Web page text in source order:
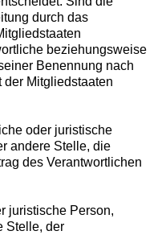
durch das
beziehungsweise
Benennung nach
der Mitgliedstaaten
oder juristische
andere Stelle, die
des Verantwortlichen
juristische Person,
Stelle, der